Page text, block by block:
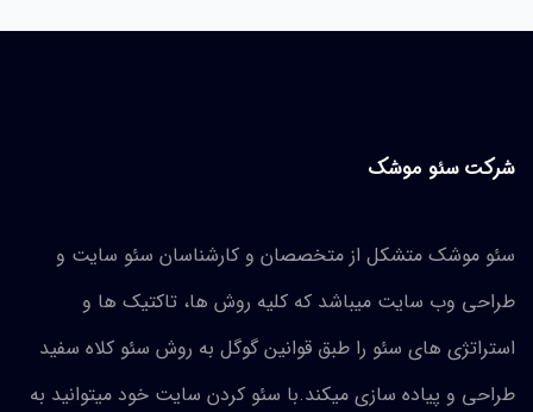
شرکت سئو موشک
سئو موشک متشکل از متخصصان و کارشناسان سئو سایت و
طراحی وب سایت میباشد که کلیه روش ها، تاکتیک ها و
استراتژی های سئو را طبق قوانین گوگل به روش سئو کلاه سفید
طراحی و پیاده سازی میکند.با سئو کردن سایت خود میتوانید به